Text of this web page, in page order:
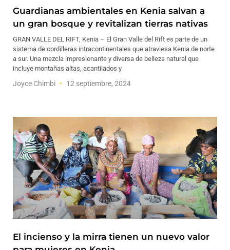
Guardianas ambientales en Kenia salvan a
un gran bosque y revitalizan tierras nativas
GRAN VALLE DEL RIFT, Kenia – El Gran Valle del Rift es parte de un
sistema de cordilleras intracontinentales que atraviesa Kenia de norte
a sur. Una mezcla impresionante y diversa de belleza natural que
incluye montañas altas, acantilados y
Joyce Chimbi 12 septiembre, 2024
El incienso y la mirra tienen un nuevo valor